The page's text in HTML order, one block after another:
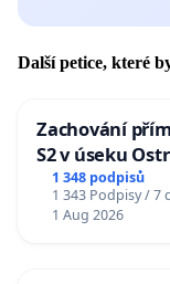
Další petice, které
Zachování
S2 v úseku
u Jablunkova
1 348 podpisů
1 343 Podpisy / 7
1 Aug 2026